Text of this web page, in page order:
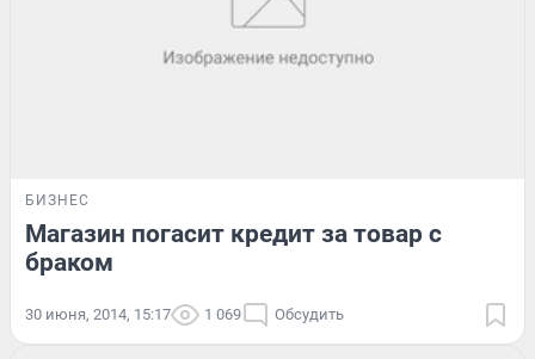
БИЗНЕС
Магазин погасит кредит за товар с
браком
30 июня, 2014, 15:17 1 069 Обсудить